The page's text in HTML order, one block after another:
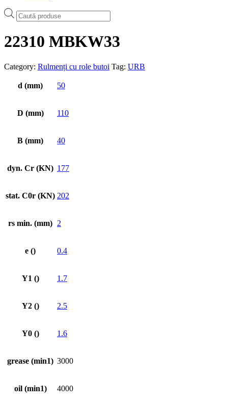
Products
search
22310 MBKW33
Category: Rulmenți cu role butoi Tag: URB
d (mm) 50
D (mm) 110
B (mm) 40
dyn. Cr (KN) 177
stat. C0r (KN) 202
rs min. (mm) 2
e () 0.4
Y1 () 1.7
Y2 () 2.5
Y0 () 1.6
grease (min1) 3000
oil (min1) 4000